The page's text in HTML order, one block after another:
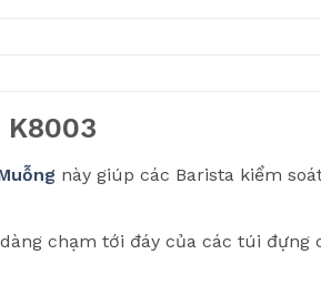
này giúp các Barista kiểm
chạm tới đáy của các túi đựng